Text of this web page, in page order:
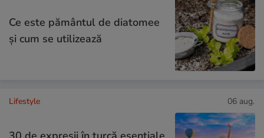
Ce este pământul de diatomee
și cum se utilizează
Lifestyle 06 aug.